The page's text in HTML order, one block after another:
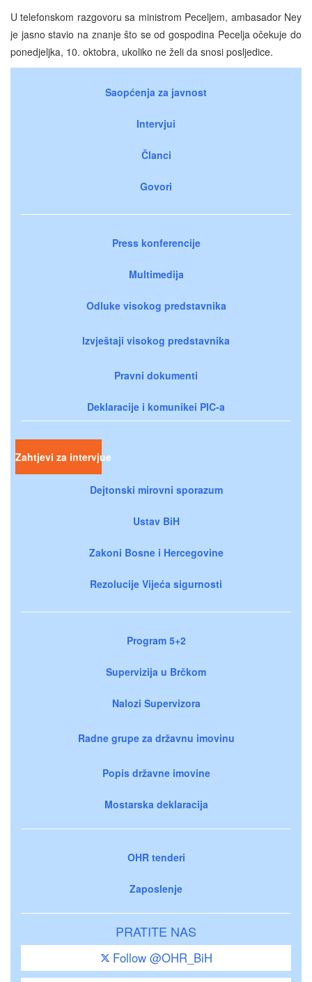
U telefonskom razgovoru sa ministrom Peceljem, ambasador Ney
je jasno stavio na znanje što se od gospodina Pecelja očekuje do
ponedjeljka, 10. oktobra, ukoliko ne želi da snosi posljedice.
Saopćenja za javnost
Intervjui
Članci
Govori
Press konferencije
Multimedija
Odluke visokog predstavnika
Izvještaji visokog predstavnika
Pravni dokumenti
Deklaracije i komunikei PIC-a
Zahtjevi za intervjue
Dejtonski mirovni sporazum
Ustav BiH
Zakoni Bosne i Hercegovine
Rezolucije Vijeća sigurnosti
Program 5+2
Supervizija u Brčkom
Nalozi Supervizora
Radne grupe za državnu imovinu
Popis državne imovine
Mostarska deklaracija
OHR tenderi
Zaposlenje
PRATITE NAS
Follow @OHR_BiH